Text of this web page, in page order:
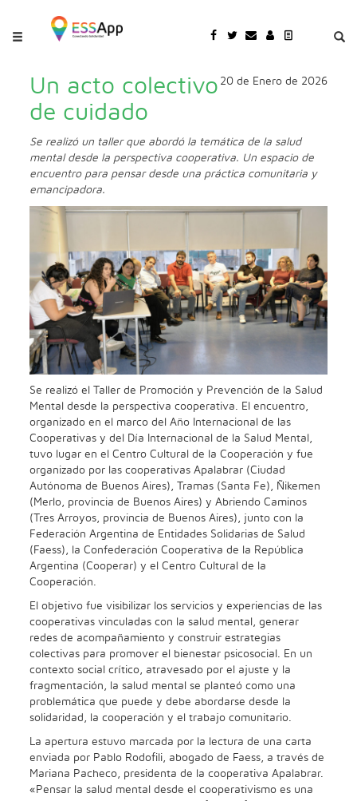
20 de Enero de 2026
Un acto colectivo
de cuidado
Se realizó un taller que abordó la temática de la salud
mental desde la perspectiva cooperativa. Un espacio de
encuentro para pensar desde una práctica comunitaria y
emancipadora.
Se realizó el Taller de Promoción y Prevención de la Salud
Mental desde la perspectiva cooperativa. El encuentro,
organizado en el marco del Año Internacional de las
Cooperativas y del Día Internacional de la Salud Mental,
tuvo lugar en el Centro Cultural de la Cooperación y fue
organizado por las cooperativas Apalabrar (Ciudad
Autónoma de Buenos Aires), Tramas (Santa Fe), Ñikemen
(Merlo, provincia de Buenos Aires) y Abriendo Caminos
(Tres Arroyos, provincia de Buenos Aires), junto con la
Federación Argentina de Entidades Solidarias de Salud
(Faess), la Confederación Cooperativa de la República
Argentina (Cooperar) y el Centro Cultural de la
Cooperación.
El objetivo fue visibilizar los servicios y experiencias de las
cooperativas vinculadas con la salud mental, generar
redes de acompañamiento y construir estrategias
colectivas para promover el bienestar psicosocial. En un
contexto social crítico, atravesado por el ajuste y la
fragmentación, la salud mental se planteó como una
problemática que puede y debe abordarse desde la
solidaridad, la cooperación y el trabajo comunitario.
La apertura estuvo marcada por la lectura de una carta
enviada por Pablo Rodofili, abogado de Faess, a través de
Mariana Pacheco, presidenta de la cooperativa Apalabrar.
«Pensar la salud mental desde el cooperativismo es una